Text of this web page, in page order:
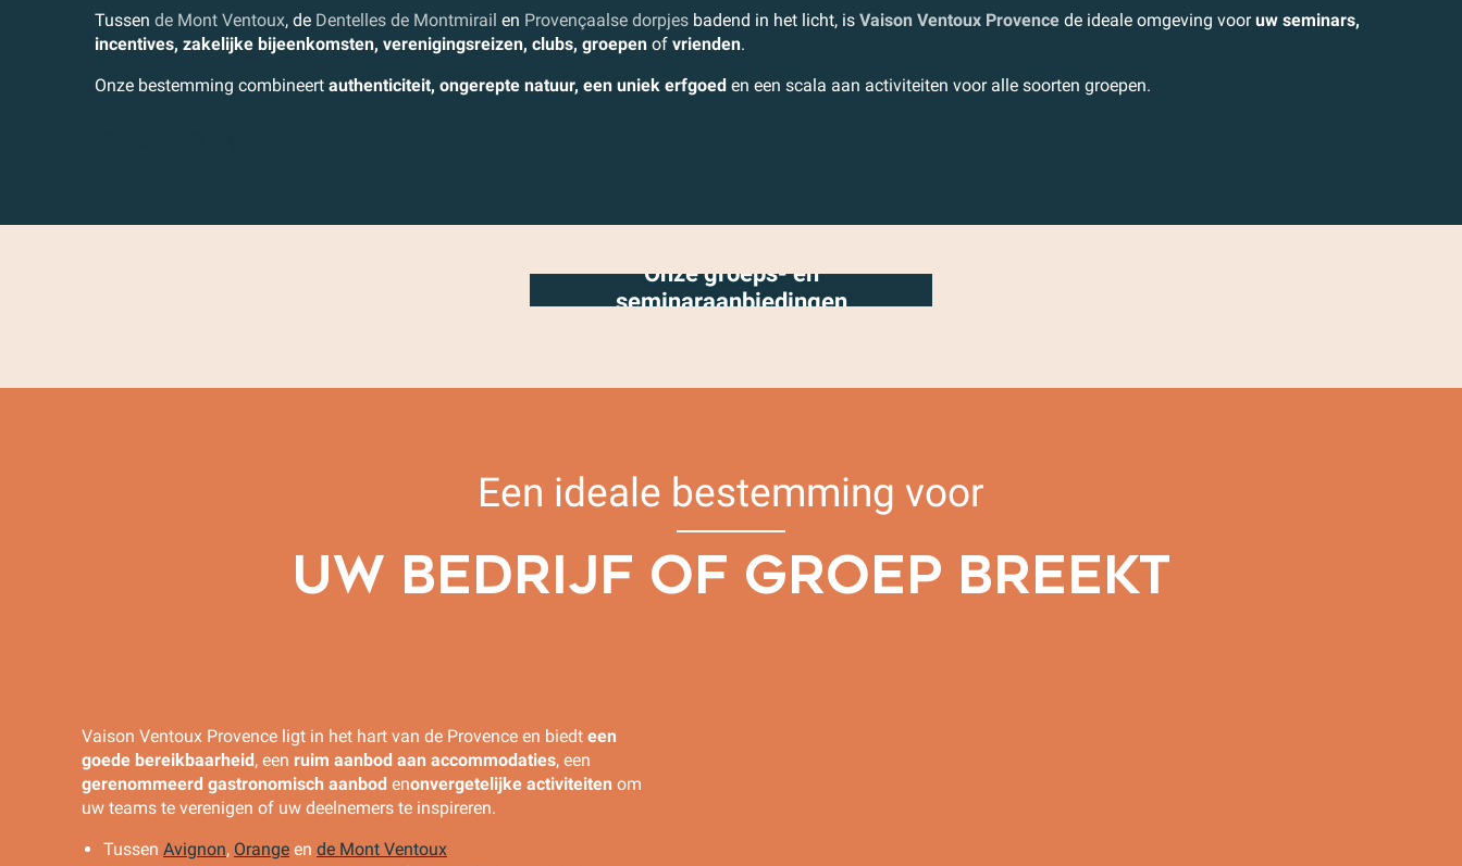
Tussen de Mont Ventoux, de Dentelles de Montmirail en Provençaalse dorpjes badend in het licht, is Vaison Ventoux Provence de ideale omgeving vooruw seminars,
incentives, zakelijke bijeenkomsten, verenigingsreizen, clubs, groepen of vrienden.
Onze bestemming combineert authenticiteit, ongerepte natuur, een uniek erfgoed en een scala aan activiteiten voor alle soorten groepen.
Onze groeps- en
seminaraanbiedingen
Een ideale bestemming voor
UW BEDRIJF OF GROEP BREEKT
Vaison Ventoux Provence ligt in het hart van de Provence en biedt een
goede bereikbaarheid, een ruim aanbod aan accommodaties, een
gerenommeerd gastronomisch aanbod enonvergetelijke activiteiten om
uw teams te verenigen of uw deelnemers te inspireren.
Tussen Avignon, Orange en de Mont Ventoux